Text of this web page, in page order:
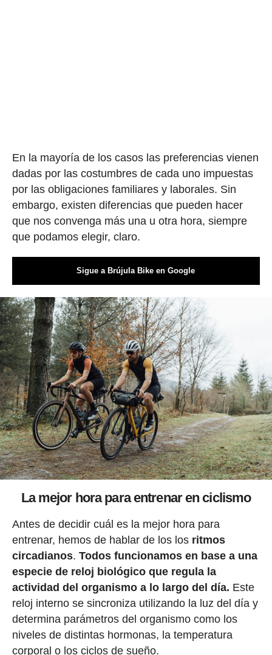
En la mayoría de los casos las preferencias vienen
dadas por las costumbres de cada uno impuestas
por las obligaciones familiares y laborales. Sin
embargo, existen diferencias que pueden hacer
que nos convenga más una u otra hora, siempre
que podamos elegir, claro.
Sigue a Brújula Bike en Google
La mejor hora para entrenar en ciclismo
Antes de decidir cuál es la mejor hora para
entrenar, hemos de hablar de los losritmos
circadianos. Todos funcionamos en base a una
especie de reloj biológico que regula la
actividad del organismo a lo largo del día. Este
reloj interno se sincroniza utilizando la luz del día y
determina parámetros del organismo como los
niveles de distintas hormonas, la temperatura
corporal o los ciclos de sueño.